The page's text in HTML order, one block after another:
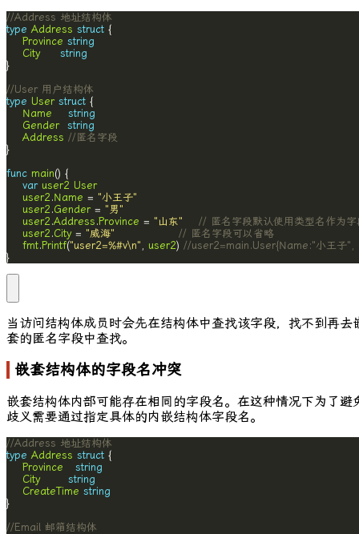
//Address 地址结构体
type Address struct
Province string
City
string
//User 用户结构体
type User struct
Name
string
Gender
string
Address //匿名字段
func main
var user2 User
user2 .Name = "小王子"
user2 .Gender = "男"
user2 .Address .Province = "山东"
// 匿名字段默认使用类型名作为字
user2 .City = "威海"
// 匿名字段可以省略
fmt.Printf("user2=%#v\n" , user2) //user2=main.User{Name:"小王子
}
当访问结构体成员时会先在结构体中查找该字段，找不到再去
套的匿名字段中查找。
嵌套结构体的字段名冲突
嵌套结构体内部可能存在相同的字段名。在这种情况下为了避
歧义需要通过指定具体的内嵌结构体字段名。
//Address 地址结构体
type Address struct
Province
string
City
string
CreateTime string
//Email 邮箱结构体